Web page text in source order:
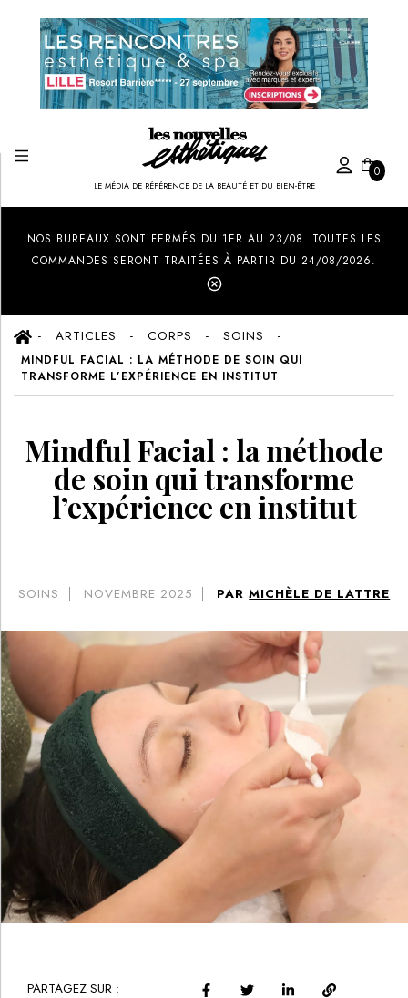
LE MÉDIA DE RÉFÉRENCE DE LA BEAUTÉ ET DU BIEN-ÊTRE
0
NOS BUREAUX SONT FERMÉS DU 1ER AU 23/08. TOUTES LES
COMMANDES SERONT TRAITÉES À PARTIR DU 24/08/2026.
ARTICLES CORPS SOINS
MINDFUL FACIAL : LA MÉTHODE DE SOIN QUI
TRANSFORME L’EXPÉRIENCE EN INSTITUT
Mindful Facial : la méthode
de soin qui transforme
l’expérience en institut
SOINS NOVEMBRE 2025 PAR MICHÈLE DE LATTRE
PARTAGEZ SUR :